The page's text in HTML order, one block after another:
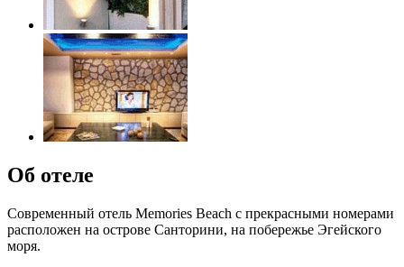
Об отеле
Современный отель Memories Beach с прекрасными номерами
расположен на острове Санторини, на побережье Эгейского
моря.